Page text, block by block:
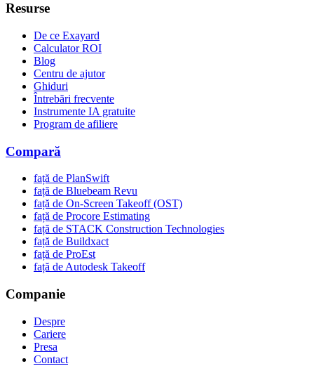
Resurse
De ce Exayard
Calculator ROI
Blog
Centru de ajutor
Ghiduri
Întrebări frecvente
Instrumente IA gratuite
Program de afiliere
Compară
față de PlanSwift
față de Bluebeam Revu
față de On-Screen Takeoff (OST)
față de Procore Estimating
față de STACK Construction Technologies
față de Buildxact
față de ProEst
față de Autodesk Takeoff
Companie
Despre
Cariere
Presa
Contact